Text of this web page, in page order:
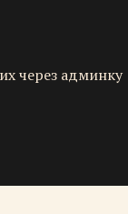
через админку